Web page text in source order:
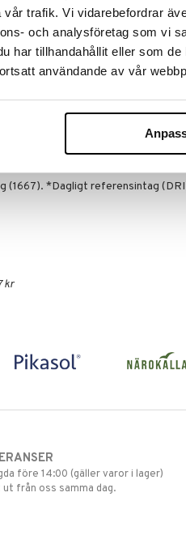
trafik. Vi vidarebefordrar
och analysföretag som vi
har tillhandahållit eller som
användande av vår
daglig dos bör inte
till en varierad kost. Förvaras
(1667). *Dagligt referensintag
kr
före 14:00 (gäller varor i lager)
från oss samma dag.